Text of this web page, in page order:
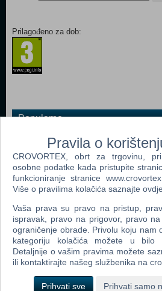
Prilagođeno za dob:
Popularno
Syberia Replay (Code in a Box)
Minecraft Bedrock Edition
One Piece Unlimited World Red -
(Nintendo Switch)
Lumo (N) (Nintendo Switch)
Little Dew 2 + (N) (Nintendo
Minecraft Story Mode The
(Nintendo Switch)
Pravila o
CROVORTEX, obrt za trgovinu,
osobne podatke kada pristupite
funkcioniranje stranice
Više o pravilima kolačića saznajte ovdje
Vaša prava su pravo na pristup,
ispravak, pravo na prigovor, pravo
ograničenje obrade. Privolu koju nam
kategoriju kolačića možete u bilo
Detaljnije o vašim pravima možete
ili kontaktirajte našeg službenika na
Prihvati sve Prihvati samo